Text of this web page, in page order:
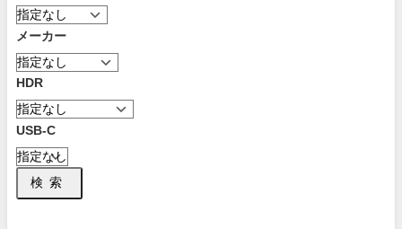
メーカー
HDR
USB-C
検索